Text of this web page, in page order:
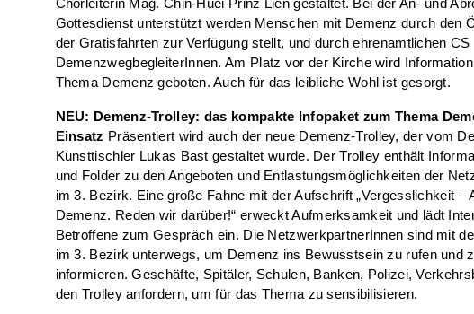
Chorleiterin Mag. Chin-Huei Prinz Lien gestaltet. Bei der An- und
Gottesdienst unterstützt werden Menschen mit Demenz durch den
der Gratisfahrten zur Verfügung stellt, und durch ehrenamtlichen CS
DemenzwegbegleiterInnen. Am Platz vor der Kirche wird
Thema Demenz geboten. Auch für das leibliche Wohl ist gesorgt.
NEU: Demenz-Trolley: das kompakte Infopaket zum Thema
Einsatz Präsentiert wird auch der neue Demenz-Trolley, der vom
Kunsttischler Lukas Bast gestaltet wurde. Der Trolley enthält
und Folder zu den Angeboten und Entlastungsmöglichkeiten der
im 3. Bezirk. Eine große Fahne mit der Aufschrift „Vergesslichkeit –
Demenz. Reden wir darüber!“ erweckt Aufmerksamkeit und lädt
Betroffene zum Gespräch ein. Die NetzwerkpartnerInnen sind mit
im 3. Bezirk unterwegs, um Demenz ins Bewusstsein zu rufen und
informieren. Geschäfte, Spitäler, Schulen, Banken, Polizei,
den Trolley anfordern, um für das Thema zu sensibilisieren.